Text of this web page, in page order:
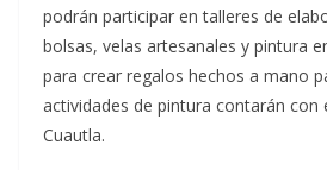
podrán participar en talleres de
bolsas, velas artesanales y pintura
para crear regalos hechos a mano
actividades de pintura contarán con
Cuautla.